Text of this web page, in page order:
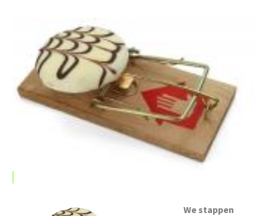
We stappen